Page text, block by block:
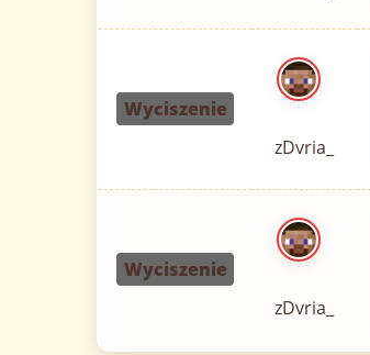
Wyciszenie
zDvria_
Wyciszenie
zDvria_